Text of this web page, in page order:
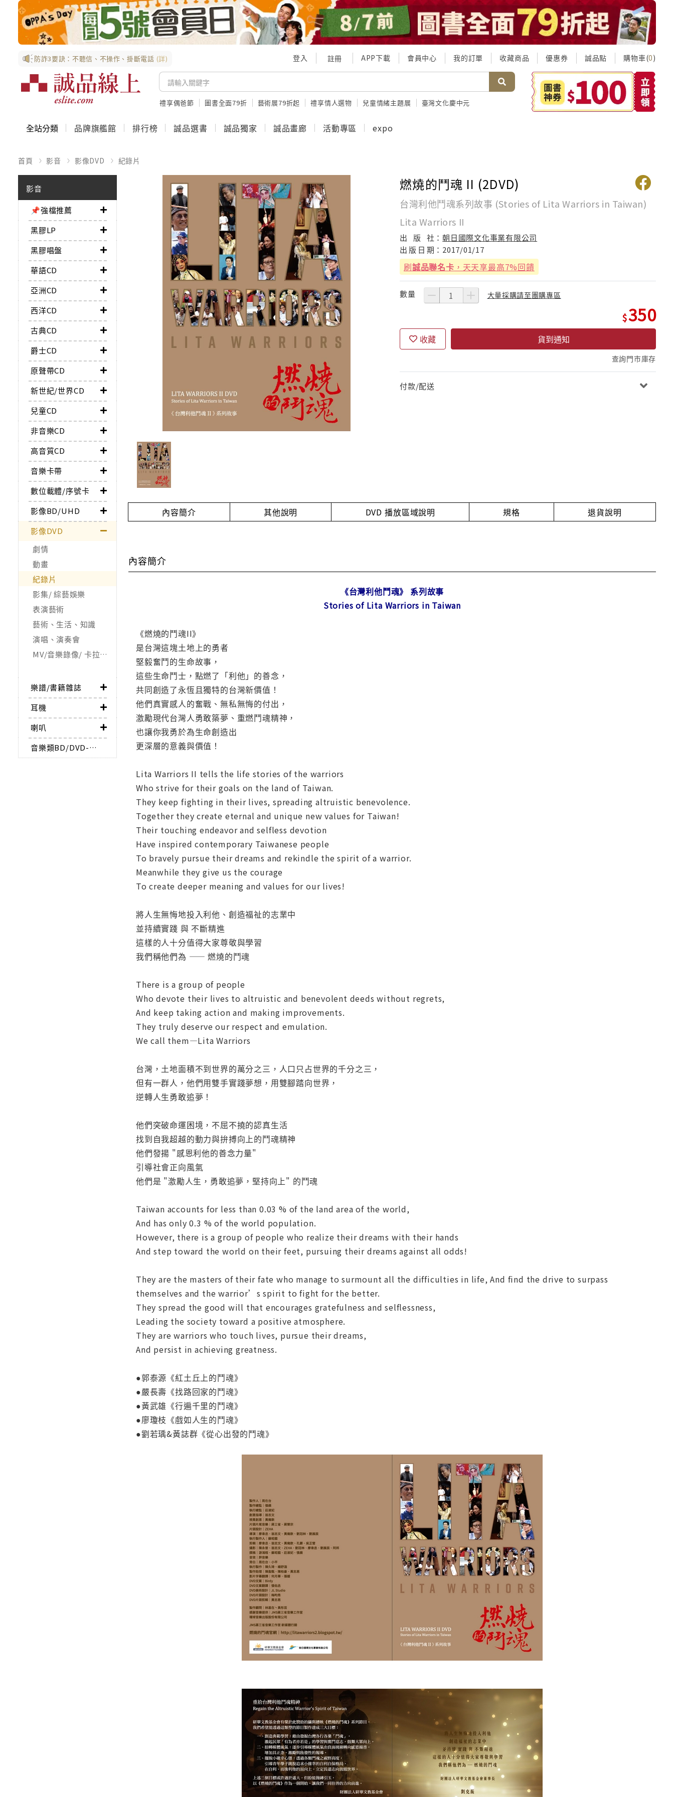
防詐3要訣：不聽信、不操作、掛斷電話 (詳) 登入 註冊 APP下載 會員中心 我的訂單 收藏商品 優惠券 誠品點 購物車(0)
禮享偶爸節 圖書全面79折 藝術展79折起 禮享情人選物 兒童情緒主題展 臺灣文化慶中元
全站分類 品牌旗艦館 排行榜 誠品選書 誠品獨家 誠品畫廊 活動專區 expo
首頁 影音 影像DVD 紀錄片
影音
📌強檔推薦
黑膠LP
黑膠唱盤
華語CD
亞洲CD
西洋CD
古典CD
爵士CD
原聲帶CD
新世紀/世界CD
兒童CD
非音樂CD
高音質CD
音樂卡帶
數位載體/序號卡
影像BD/UHD
影像DVD
劇情
動畫
紀錄片
影集/ 綜藝娛樂
表演藝術
藝術、生活、知識
演唱、演奏會
MV/音樂錄像/ 卡拉OK
樂譜/書籍雜誌
耳機
喇叭
音樂類BD/DVD-AUDIO
燃燒的鬥魂 II (2DVD)
台灣利他鬥魂系列故事 (Stories of Lita Warriors in Taiwan)
Lita Warriors II
出 版 社：朝日國際文化事業有限公司
出 版 日 期： 2017/01/17
刷誠品聯名卡 ，天天享最高7%回饋
數量 大量採購請至團購專區
350
收藏 貨到通知
查詢門市庫存
付款/配送
內容簡介 其他說明 DVD 播放區域說明 規格 退貨說明
內容簡介
《台灣利他鬥魂》 系列故事
Stories of Lita Warriors in Taiwan
《燃燒的鬥魂II》
是台灣這塊土地上的勇者
堅毅奮鬥的生命故事，
這些生命鬥士，點燃了「利他」的善念，
共同創造了永恆且獨特的台灣新價值！
他們真實感人的奮戰、無私無悔的付出，
激勵現代台灣人勇敢築夢、重燃鬥魂精神，
也讓你我勇於為生命創造出
更深層的意義與價值！
Lita Warriors II tells the life stories of the warriors
Who strive for their goals on the land of Taiwan.
They keep fighting in their lives, spreading altruistic benevolence.
Together they create eternal and unique new values for Taiwan!
Their touching endeavor and selfless devotion
Have inspired contemporary Taiwanese people
To bravely pursue their dreams and rekindle the spirit of a warrior.
Meanwhile they give us the courage
To create deeper meaning and values for our lives!
將人生無悔地投入利他、創造福祉的志業中
並持續實踐 與 不斷精進
這樣的人十分值得大家尊敬與學習
我們稱他們為 —— 燃燒的鬥魂
There is a group of people
Who devote their lives to altruistic and benevolent deeds without regrets,
And keep taking action and making improvements.
They truly deserve our respect and emulation.
We call them—Lita Warriors
台灣，土地面積不到世界的萬分之三，人口只占世界的千分之三，
但有一群人，他們用雙手實踐夢想，用雙腳踏向世界，
逆轉人生勇敢追夢！
他們突破命運困境，不屈不撓的認真生活
找到自我超越的動力與拚搏向上的鬥魂精神
他們發揚 "感恩利他的善念力量"
引導社會正向風氣
他們是 "激勵人生，勇敢追夢，堅持向上" 的鬥魂
Taiwan accounts for less than 0.03 % of the land area of the world,
And has only 0.3 % of the world population.
However, there is a group of people who realize their dreams with their hands
And step toward the world on their feet, pursuing their dreams against all odds!
They are the masters of their fate who manage to surmount all the difficulties in life, And find the drive to surpass
themselves and the warrior’s spirit to fight for the better.
They spread the good will that encourages gratefulness and selflessness,
Leading the society toward a positive atmosphere.
They are warriors who touch lives, pursue their dreams,
And persist in achieving greatness.
●郭泰源《紅土丘上的鬥魂》
●嚴長壽《找路回家的鬥魂》
●黃武雄《行遍千里的鬥魂》
●廖瓊枝《戲如人生的鬥魂》
●劉若瑀&黃誌群《從心出發的鬥魂》